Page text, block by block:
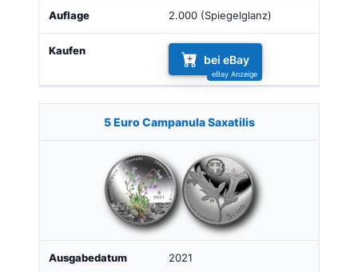
2.000 (Spiegelglanz)
bei eBay
5 Euro Campanula Saxatilis
2021